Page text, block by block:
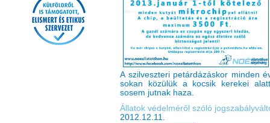
A szilveszteri petárdázáskor minden
sokan közülük a kocsik kerekei
sosem jutnak haza.
Állatok védelméről szóló
2012.12.11.